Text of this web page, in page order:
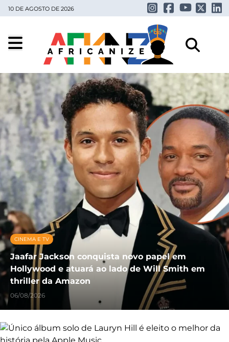
10 DE AGOSTO DE 2026
CINEMA E TV
Jaafar Jackson conquista novo papel em
Hollywood e atuará ao lado de Will Smith em
thriller da Amazon
06/08/2026